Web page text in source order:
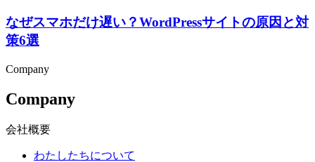
なぜスマホだけ遅い？WordPressサイトの原因と対
策6選
Company
Company
会社概要
わたしたちについて